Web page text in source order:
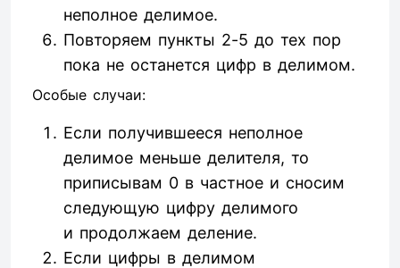
неполное делимое.
Повторяем пункты 2-5 до тех пор
пока не останется цифр в делимом.
Особые случаи:
Если получившееся неполное
делимое меньше делителя, то
приписывам 0 в частное и сносим
следующую цифру делимого
и продолжаем деление.
Если цифры в делимом